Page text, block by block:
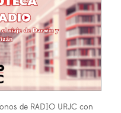
de RADIO URJC con